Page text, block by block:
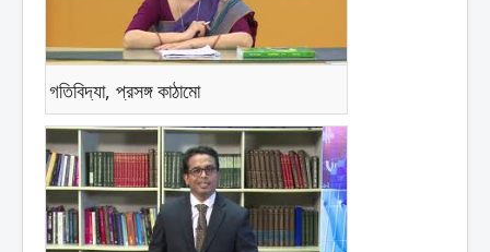
গতিবিদ্যা, প্রসঙ্গ কাঠামো